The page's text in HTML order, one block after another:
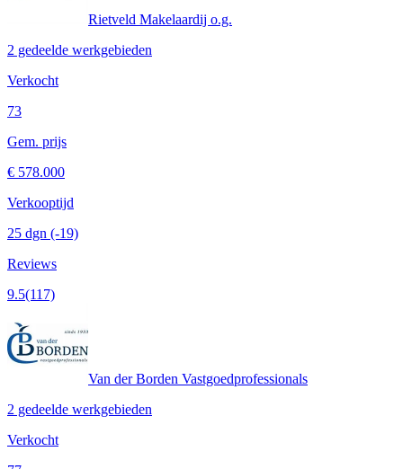
Rietveld Makelaardij o.g.
2 gedeelde werkgebieden
Verkocht
73
Gem. prijs
€ 578.000
Verkooptijd
25 dgn (-19)
Reviews
9.5(117)
Van der Borden Vastgoedprofessionals
2 gedeelde werkgebieden
Verkocht